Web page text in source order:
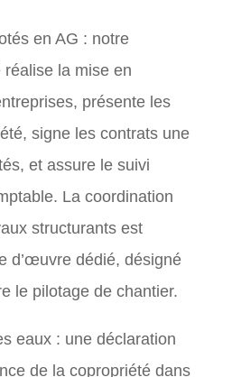
en AG : notre
la mise en
présente les
signe les contrats une
et assure le suivi
La coordination
structurants est
d’œuvre dédié, désigné
le pilotage de chantier.
eaux : une déclaration
de la copropriété dans